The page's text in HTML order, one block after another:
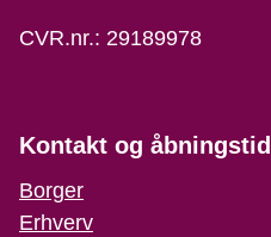
CVR.nr.: 29189978
Kontakt og
Borger
Erhverv